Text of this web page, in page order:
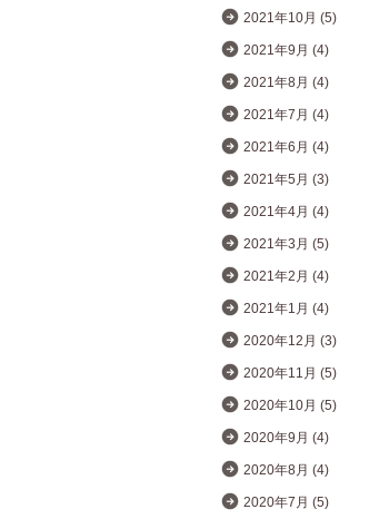
2021年10月 (5)
2021年9月 (4)
2021年8月 (4)
2021年7月 (4)
2021年6月 (4)
2021年5月 (3)
2021年4月 (4)
2021年3月 (5)
2021年2月 (4)
2021年1月 (4)
2020年12月 (3)
2020年11月 (5)
2020年10月 (5)
2020年9月 (4)
2020年8月 (4)
2020年7月 (5)